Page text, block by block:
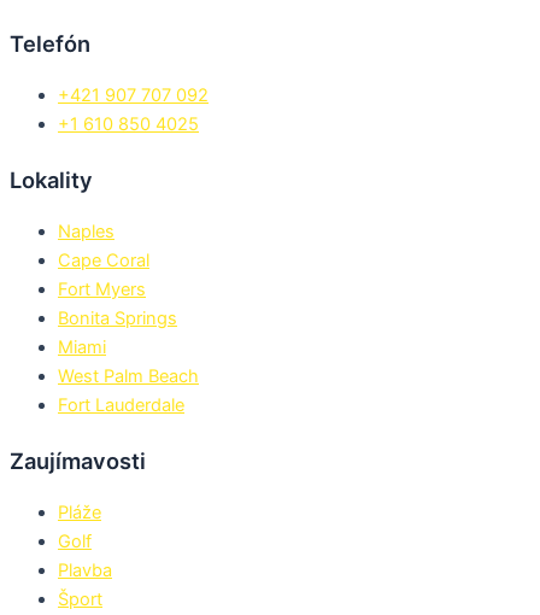
Telefón
+421 907 707 092
+1 610 850 4025
Lokality
Naples
Cape Coral
Fort Myers
Bonita Springs
Miami
West Palm Beach
Fort Lauderdale
Zaujímavosti
Pláže
Golf
Plavba
Šport